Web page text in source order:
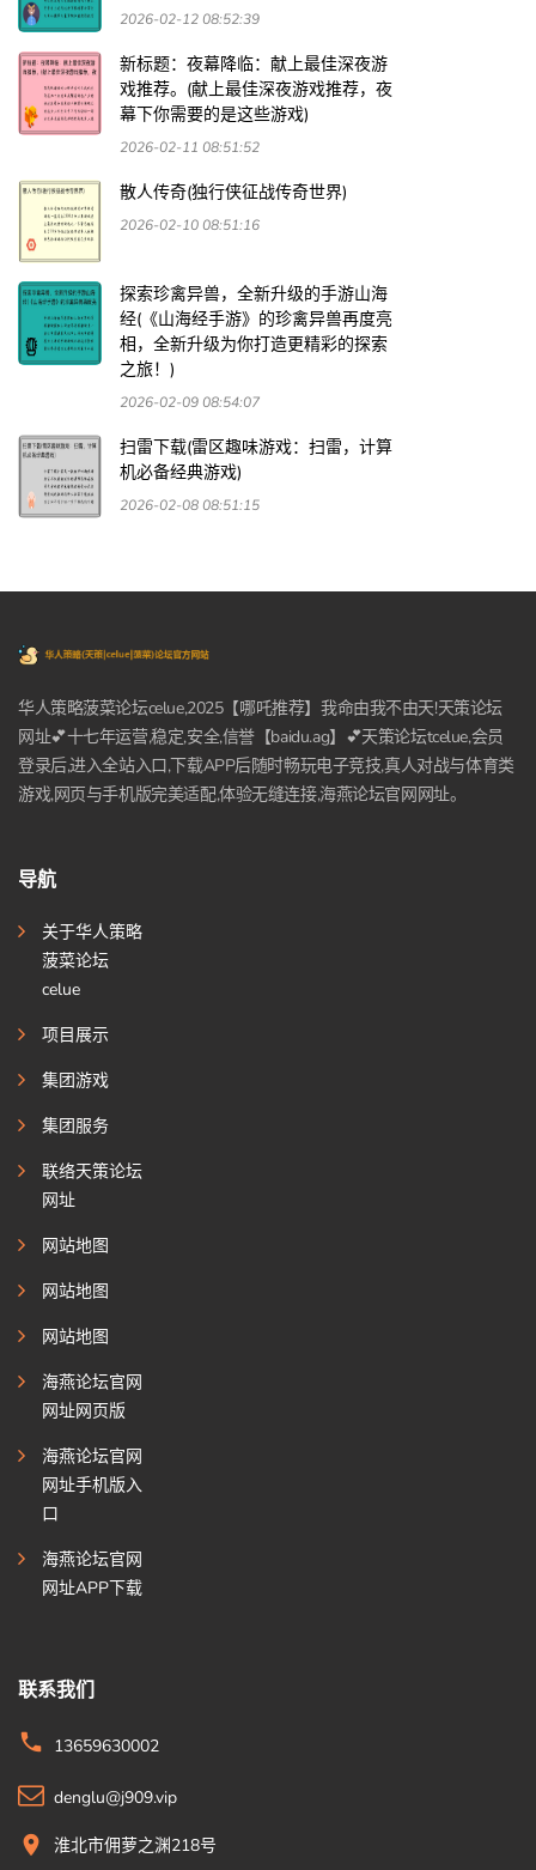
2026-02-12 08:52:39
新标题：夜幕降临：献上最佳深夜游
戏推荐。(献上最佳深夜游戏推荐，夜
幕下你需要的是这些游戏)
2026-02-11 08:51:52
散人传奇(独行侠征战传奇世界)
2026-02-10 08:51:16
探索珍禽异兽，全新升级的手游山海
经(《山海经手游》的珍禽异兽再度亮
相，全新升级为你打造更精彩的探索
之旅！)
2026-02-09 08:54:07
扫雷下载(雷区趣味游戏：扫雷，计算
机必备经典游戏)
2026-02-08 08:51:15
华人策略菠菜论坛celue,2025【哪吒推荐】我命由我不由天!天策论坛
网址💕十七年运营,稳定,安全,信誉【baidu.ag】💕天策论坛tcelue,会员
登录后,进入全站入口,下载APP后随时畅玩电子竞技,真人对战与体育类
游戏,网页与手机版完美适配,体验无缝连接,海燕论坛官网网址。
导航
关于华人策略
菠菜论坛
celue
项目展示
集团游戏
集团服务
联络天策论坛
网址
网站地图
网站地图
网站地图
海燕论坛官网
网址网页版
海燕论坛官网
网址手机版入
口
海燕论坛官网
网址APP下载
联系我们
13659630002
denglu@j909.vip
淮北市佣萝之渊218号